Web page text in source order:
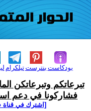
تيلكرامبنترست بودكاست
تبرعاتكم وتبرعاتكن
فشاركونا في دعم
[اشترك في قناة